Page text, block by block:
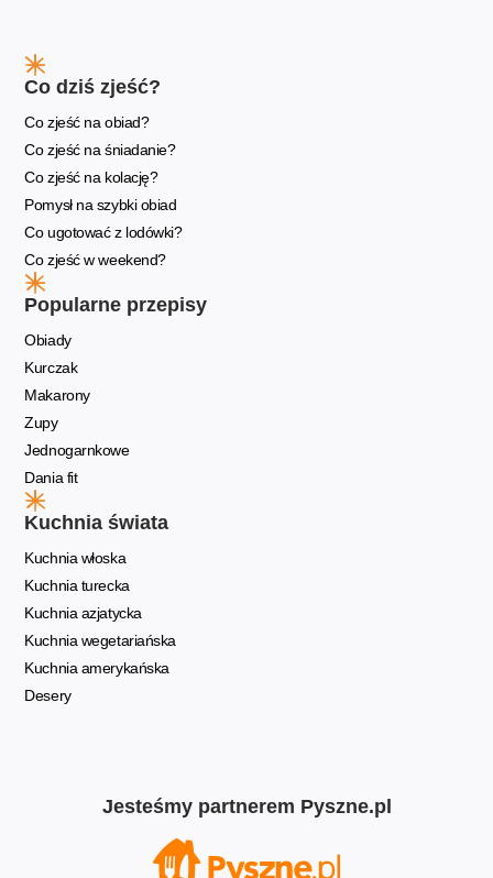
Co dziś zjeść?
Co zjeść na obiad?
Co zjeść na śniadanie?
Co zjeść na kolację?
Pomysł na szybki obiad
Co ugotować z lodówki?
Co zjeść w weekend?
Popularne przepisy
Obiady
Kurczak
Makarony
Zupy
Jednogarnkowe
Dania fit
Kuchnia świata
Kuchnia włoska
Kuchnia turecka
Kuchnia azjatycka
Kuchnia wegetariańska
Kuchnia amerykańska
Desery
Jesteśmy partnerem Pyszne.pl